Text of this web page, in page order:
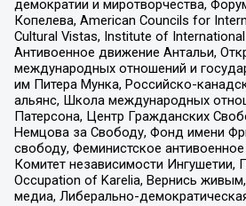
демократии и миротворчества,
Копелева, American Councils for
Cultural Vistas, Institute of
Антивоенное движение Антальи,
международных отношений и
им Питера Мунка, Российско-
альянс, Школа международных
Патерсона, Центр Гражданских
Немцова за Свободу, Фонд имени
свободу, Феминистское
Комитет независимости Ингушетии,
Occupation of Karelia, Вернись
медиа, Либерально-